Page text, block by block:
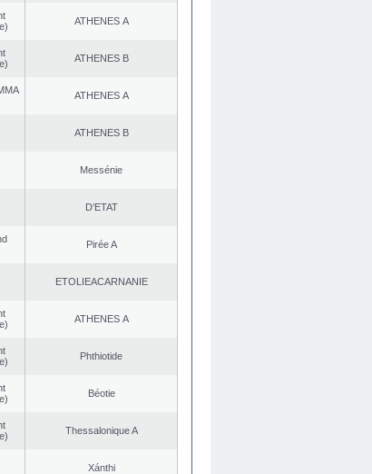
ATHENES Α
ATHENES Β
ATHENES Α
ATHENES Β
Messénie
D’ETAT
Pirée A
EΤOLIEACARNANIE
ATHENES Α
Phthiotide
Béotie
Thessalonique A
Xánthi